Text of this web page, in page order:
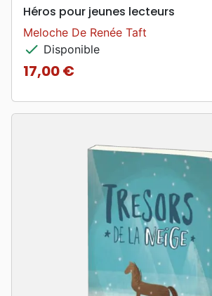
Héros pour jeunes lecteurs
Meloche De Renée Taft
check Disponible
Prix
17,00 €